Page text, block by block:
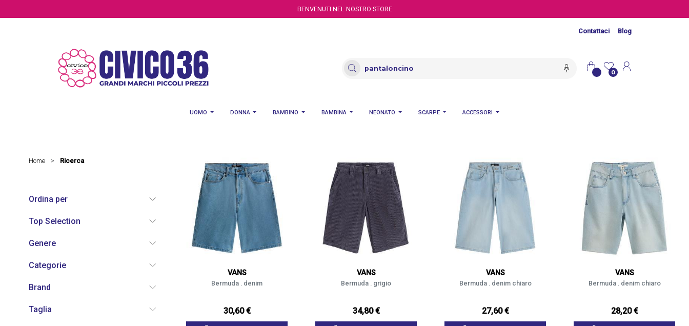
BENVENUTI NEL NOSTRO STORE
Contattaci Blog
0
UOMO DONNA BAMBINO BAMBINA NEONATO SCARPE ACCESSORI
Home > Ricerca
Ordina per
Top Selection
Genere
Categorie
Brand
Taglia
VANS
Bermuda . denim
30,60 €
VANS
Bermuda . grigio
34,80 €
VANS
Bermuda . denim chiaro
27,60 €
VANS
Bermuda . denim chiaro
28,20 €